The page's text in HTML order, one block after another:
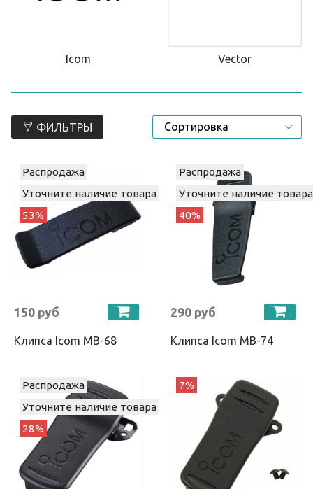
Icom Vector
ФИЛЬТРЫ
Распродажа
Уточните наличие товара
53%
150 руб
Клипса Icom MB-68
Распродажа
Уточните наличие товара
40%
290 руб
Клипса Icom MB-74
Распродажа
Уточните наличие товара
28%
7%